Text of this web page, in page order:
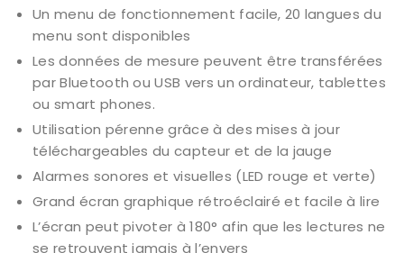
Un menu de fonctionnement facile, 20 langues du
menu sont disponibles
Les données de mesure peuvent être transférées
par Bluetooth ou USB vers un ordinateur, tablettes
ou smart phones.
Utilisation pérenne grâce à des mises à jour
téléchargeables du capteur et de la jauge
Alarmes sonores et visuelles (LED rouge et verte)
Grand écran graphique rétroéclairé et facile à lire
L’écran peut pivoter à 180° afin que les lectures ne
se retrouvent jamais à l’envers